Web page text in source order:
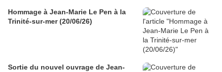
Hommage à Jean-Marie Le Pen à la
Trinité-sur-mer (20/06/26)
Sortie du nouvel ouvrage de Jean-